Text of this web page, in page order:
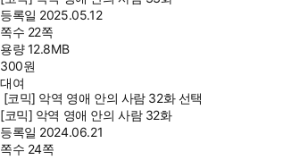
등록일 2025.05.12
쪽수 22쪽
용량12.8MB
300원
대여
[코믹] 악역 영애 안의 사람 32화 선택
[코믹] 악역 영애 안의 사람 32화
등록일 2024.06.21
쪽수 24쪽